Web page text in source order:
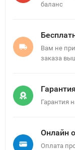
баланс
Вам не
заказа
Гарантия
Онлайн
Оплата